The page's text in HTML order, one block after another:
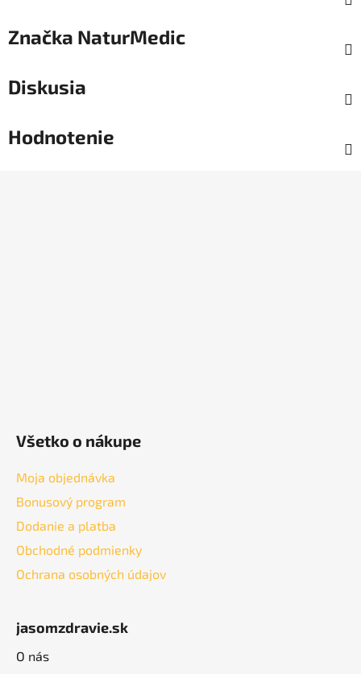
Značka NaturMedic
Diskusia
Hodnotenie
Všetko o nákupe
Moja objednávka
Bonusový program
Dodanie a platba
Obchodné podmienky
Ochrana osobných údajov
jasomzdravie.sk
O nás